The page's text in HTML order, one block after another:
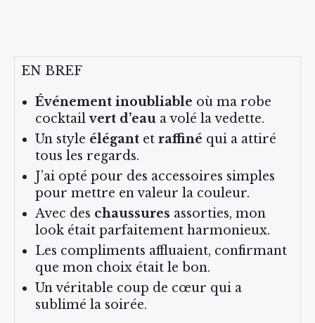
EN BREF
Événement inoubliable où ma robe
cocktailvert d’eaua volé la vedette.
Un style élégantet raffiné qui a attiré
tous les regards.
J’ai opté pour des accessoires simples
pour mettre en valeur la couleur.
Avec des chaussures assorties, mon
look était parfaitement harmonieux.
Les compliments affluaient, confirmant
que mon choix était le bon.
Un véritable coup de cœur qui a
sublimé la soirée.